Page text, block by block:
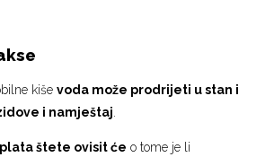
kiševoda može prodrijeti u stan i
i namještaj
štete ovisit će o tome je li